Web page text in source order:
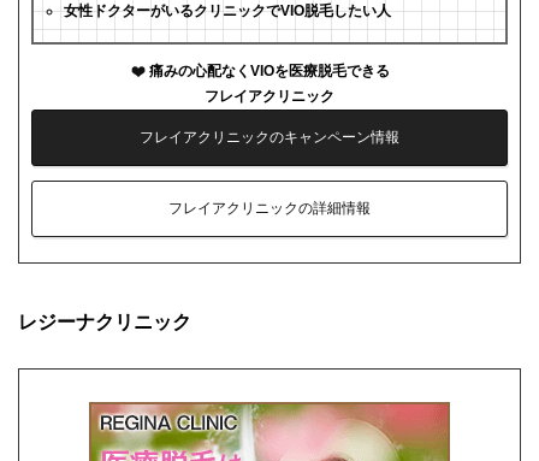
女性ドクターがいるクリニックでVIO脱毛したい人
痛みの心配なくVIOを医療脱毛できる
フレイアクリニック
フレイアクリニックのキャンペーン情報
フレイアクリニックの詳細情報
レジーナクリニック